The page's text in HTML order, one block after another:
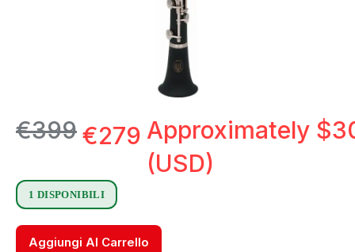
€399€279 Approximately $
(USD)
1 DISPONIBILI
Aggiungi Al Carrello